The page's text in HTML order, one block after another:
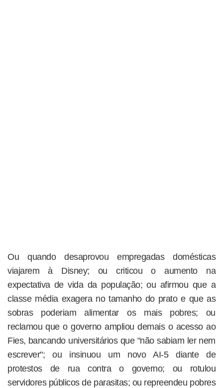
Ou quando desaprovou empregadas domésticas
viajarem à Disney; ou criticou o aumento na
expectativa de vida da população; ou afirmou que a
classe média exagera no tamanho do prato e que as
sobras poderiam alimentar os mais pobres; ou
reclamou que o governo ampliou demais o acesso ao
Fies, bancando universitários que "não sabiam ler nem
escrever"; ou insinuou um novo AI-5 diante de
protestos de rua contra o governo; ou rotulou
servidores públicos de parasitas; ou repreendeu pobres